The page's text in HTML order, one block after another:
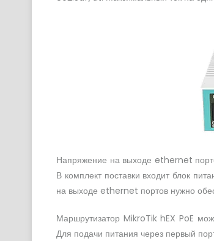
Напряжение на выходе ethernet
В комплект поставки входит блок
на выходе ethernet портов нужно
Маршрутизатор MikroTik hEX PoE
Для подачи питания через первый